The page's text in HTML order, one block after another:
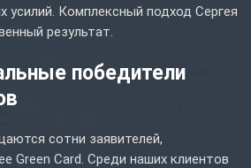
усилий. Комплексный подход Сергея
результат.
победители
сотни заявителей,
Green Card. Среди наших клиентов